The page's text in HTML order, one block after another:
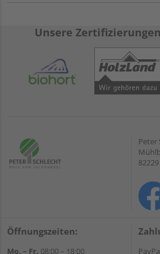
Unsere
Peter
Öffnungszeiten:
Mo. – Fr. 08:00 – 18:00